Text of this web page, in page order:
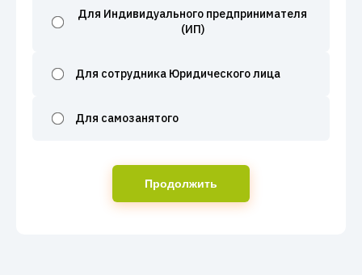
Для Индивидуального предпринимателя
(ИП)
Для сотрудника Юридического лица
Для самозанятого
Продолжить